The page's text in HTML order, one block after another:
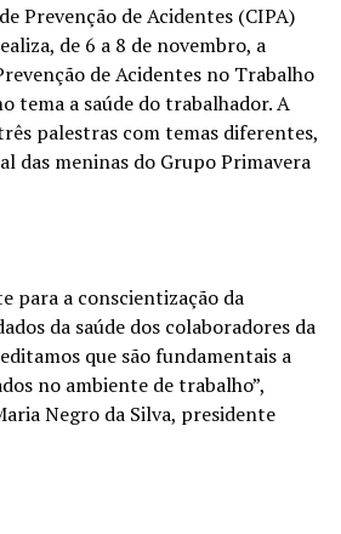
Prevenção de Acidentes (CIPA)
de 6 a 8 de novembro, a
de Acidentes no Trabalho
tema a saúde do trabalhador. A
palestras com temas diferentes,
das meninas do Grupo Primavera
para a conscientização da
da saúde dos colaboradores da
que são fundamentais a
no ambiente de trabalho”,
Negro da Silva, presidente